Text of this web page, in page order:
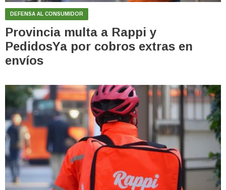
DEFENSA AL CONSUMIDOR
Provincia multa a Rappi y
PedidosYa por cobros extras en
envíos